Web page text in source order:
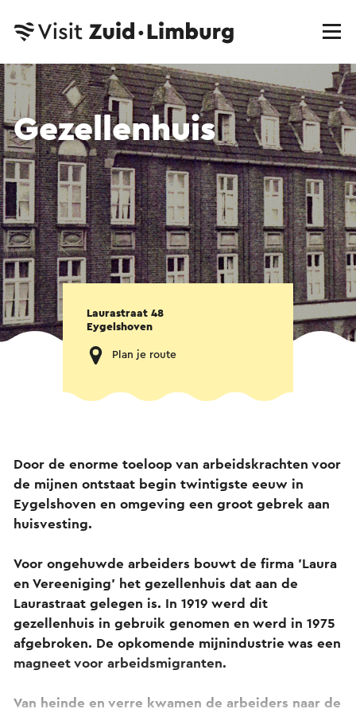
Gezellenhuis
Laurastraat 48
Eygelshoven
Plan je route
Door de enorme toeloop van arbeidskrachten voor
de mijnen ontstaat begin twintigste eeuw in
Eygelshoven en omgeving een groot gebrek aan
huisvesting.
Voor ongehuwde arbeiders bouwt de firma 'Laura
en Vereeniging' het gezellenhuis dat aan de
Laurastraat gelegen is. In 1919 werd dit
gezellenhuis in gebruik genomen en werd in 1975
afgebroken. De opkomende mijnindustrie was een
magneet voor arbeidsmigranten.
Van heinde en verre kwamen de arbeiders naar de